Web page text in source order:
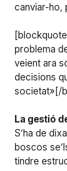
canviar-ho,
problema
veient ara
decisions
societat»[/
La gestió
S’ha de
boscos
tindre